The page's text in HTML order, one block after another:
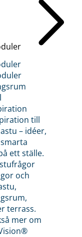
till
– idéer,
ett ställe.
och
terrass.
mer om